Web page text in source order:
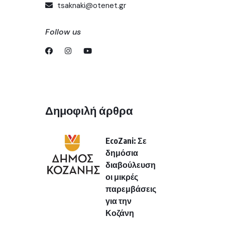
tsaknaki@otenet.gr
Follow us
Δημοφιλή άρθρα
EcoZani: Σε
δημόσια
διαβούλευση
οι μικρές
παρεμβάσεις
για την
Κοζάνη